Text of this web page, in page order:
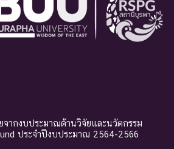
ากงบประมาณด้านวิจัยและนวัตกรรม
ประจำปีงบประมาณ 2564-2566